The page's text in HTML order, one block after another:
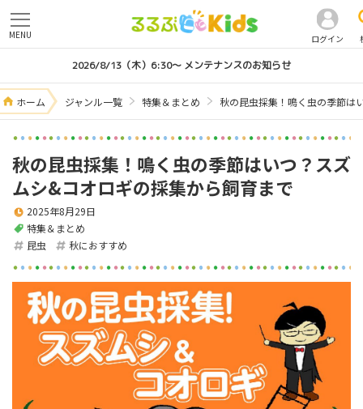
ログイン
MENU
2026/8/13（木）6:30～ メンテナンスのお知らせ
ホーム ジャンル一覧 特集＆まとめ 秋の昆虫採集！鳴く虫の季節は
秋の昆虫採集！鳴く虫の季節はいつ？スズ
ムシ&コオロギの採集から飼育まで
特集＆まとめ
2025年8月29日
昆虫 秋におすすめ